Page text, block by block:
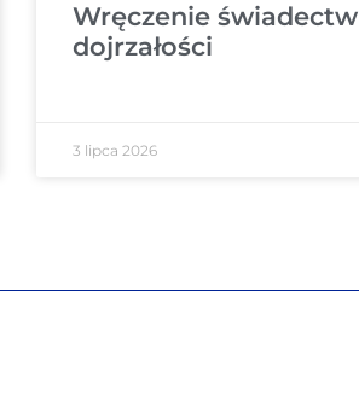
Wręczenie świadectw
dojrzałości
3 lipca 2026